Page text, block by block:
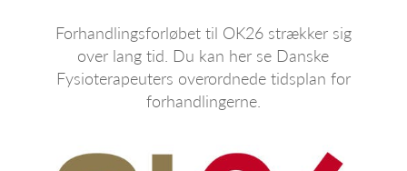
Forhandlingsforløbet til OK26 strækker sig
over lang tid. Du kan her se Danske
Fysioterapeuters overordnede tidsplan for
forhandlingerne.